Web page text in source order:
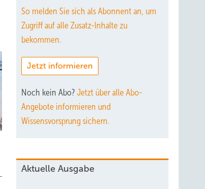
So melden Sie sich als Abonnent an, um
Zugriff auf alle Zusatz-Inhalte zu
bekommen.
Jetzt informieren
Noch kein Abo? Jetzt über alle Abo-
Angebote informieren und
Wissensvorsprung sichern.
Aktuelle Ausgabe